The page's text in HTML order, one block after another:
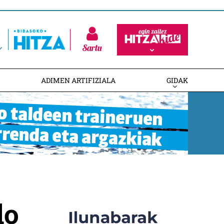
Sartu
ADIMEN ARTIFIZIALA GIDAK